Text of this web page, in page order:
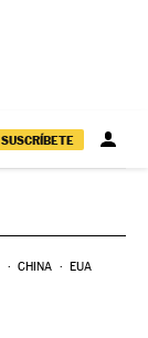
SUSCRÍBETE
CHINA EUA